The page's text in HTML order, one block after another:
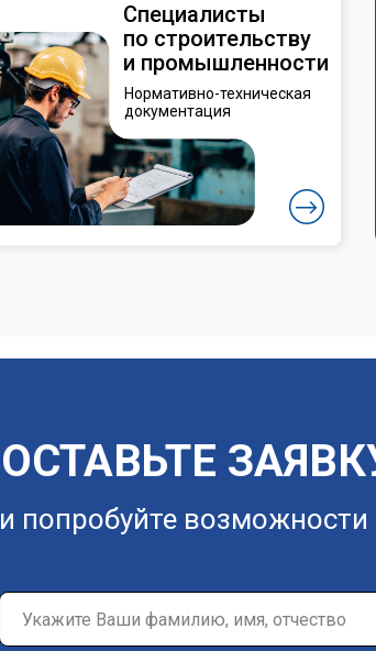
Специалисты
по строительству
и промышленности
Нормативно-техническая
документация
и попробуйте
ОСТАВЬТЕ